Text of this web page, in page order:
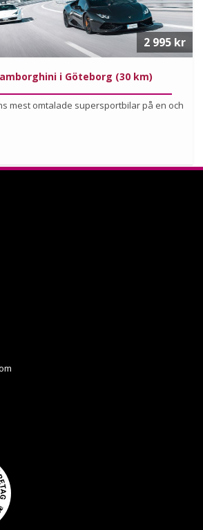
i Göteborg (30 km)
mest omtalade supersportbilar på en och
2 995 kr